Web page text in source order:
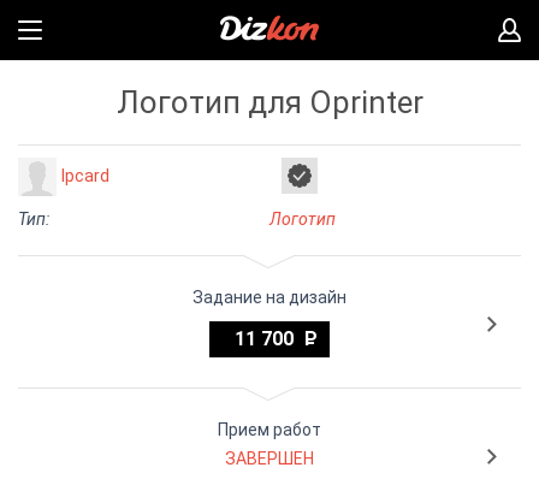
Логотип для Oprinter
lpcard
Тип: Логотип
Задание на дизайн
11 700
Прием работ
ЗАВЕРШЕН